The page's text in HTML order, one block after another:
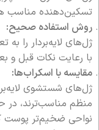
تسکین‌دهنده مناسب
روش استفاده صحیح:
ژل‌های لایه‌بردار را
با رعایت نکات قبل و
مقایسه با اسکراب‌ها:
ژل‌های شستشوی
منظم مناسب‌ترند، در
نواحی ضخیم‌تر پوست